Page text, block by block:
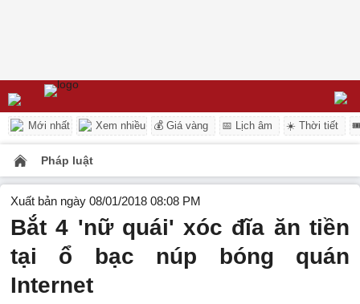
Mới nhất Xem nhiều 💰 Giá vàng 📅 Lịch âm ☀️ Thời tiết
Pháp luật
Xuất bản ngày 08/01/2018 08:08 PM
Bắt 4 'nữ quái' xóc đĩa ăn tiền
tại ổ bạc núp bóng quán
Internet